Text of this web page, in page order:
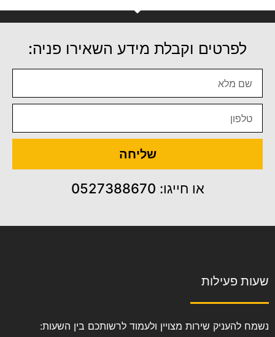
לפרטים וקבלת מידע השאירו פניה:
שליחה
או חייגו: 0527388670
שעות פעילות
נשמח להעניק שירות מצויין ולעמוד לרשותכם בין השעות: